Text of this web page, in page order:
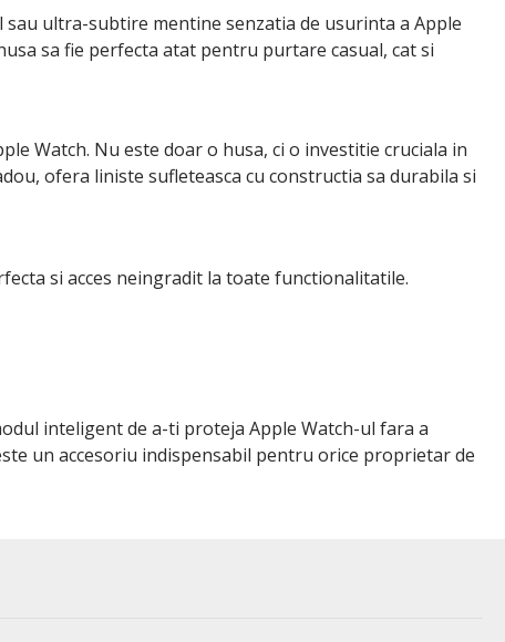
ultra-subtire mentine senzatia de usurinta a Apple
sa fie perfecta atat pentru purtare casual, cat si
Watch. Nu este doar o husa, ci o investitie cruciala in
ofera liniste sufleteasca cu constructia sa durabila si
si acces neingradit la toate functionalitatile.
inteligent de a-ti proteja Apple Watch-ul fara a
un accesoriu indispensabil pentru orice proprietar de